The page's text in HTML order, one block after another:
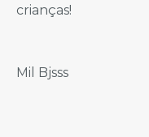
crianças!
Mil Bjsss